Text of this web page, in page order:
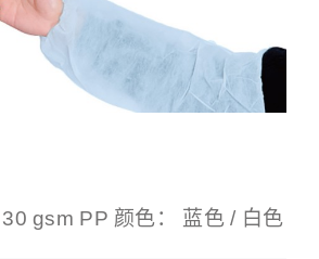
gsm PP 颜色： 蓝色 / 白色